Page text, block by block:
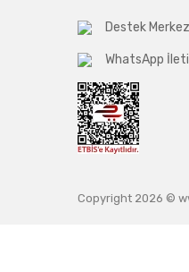
Destek
WhatsApp
Copyright 2026 ©